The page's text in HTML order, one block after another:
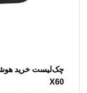
چک‌لیست خرید
X60